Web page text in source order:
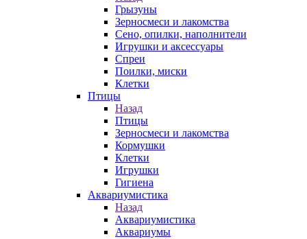
Грызуны
Зерносмеси и лакомства
Сено, опилки, наполнители
Игрушки и аксессуары
Спреи
Поилки, миски
Клетки
Птицы
Назад
Птицы
Зерносмеси и лакомства
Кормушки
Клетки
Игрушки
Гигиена
Аквариумистика
Назад
Аквариумистика
Аквариумы